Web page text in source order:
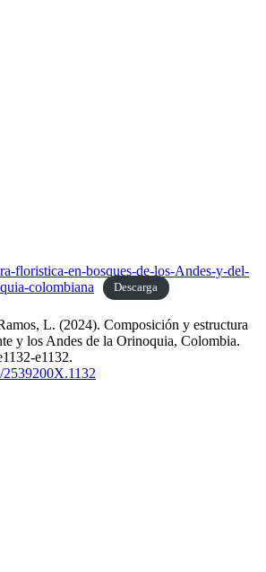
floristica-en-bosques-de-los-Andes-y-del-
colombiana
Descarga
L. (2024). Composición y estructura
y los Andes de la Orinoquia, Colombia.
e1132.